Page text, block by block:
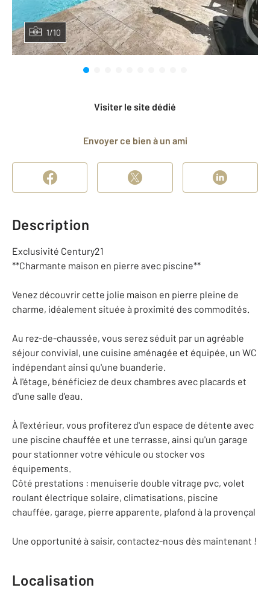
1/10
Visiter le site dédié
Envoyer ce bien à un ami
Description
Exclusivité Century21
**Charmante maison en pierre avec piscine**
Venez découvrir cette jolie maison en pierre pleine de
charme, idéalement située à proximité des commodités.
Au rez-de-chaussée, vous serez séduit par un agréable
séjour convivial, une cuisine aménagée et équipée, un WC
indépendant ainsi qu'une buanderie.
À l'étage, bénéficiez de deux chambres avec placards et
d'une salle d'eau.
À l'extérieur, vous profiterez d'un espace de détente avec
une piscine chauffée et une terrasse, ainsi qu'un garage
pour stationner votre véhicule ou stocker vos
équipements.
Côté prestations : menuiserie double vitrage pvc, volet
roulant électrique solaire, climatisations, piscine
chauffée, garage, pierre apparente, plafond à la provençal
Une opportunité à saisir, contactez-nous dès maintenant !
Localisation